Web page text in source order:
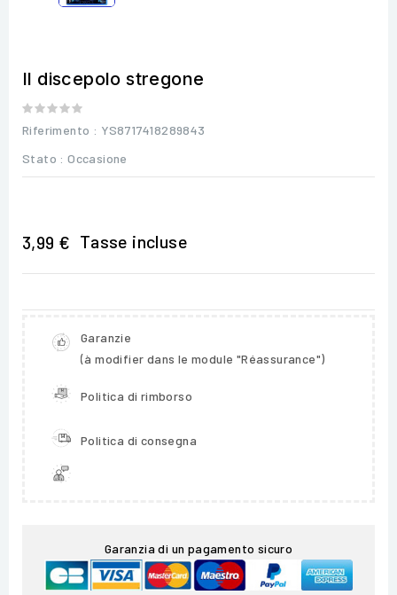
Il discepolo stregone
Riferimento : YS8717418289843
Stato : Occasione
3,99 € Tasse incluse
Garanzie
(à modifier dans le module "Réassurance")
Politica di rimborso
Politica di consegna
Garanzia di un pagamento sicuro